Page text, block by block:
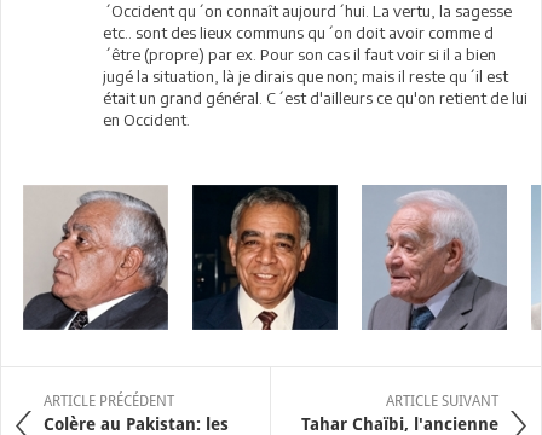
´Occident qu´on connaît aujourd´hui. La vertu, la sagesse
etc.. sont des lieux communs qu´on doit avoir comme d
´être (propre) par ex. Pour son cas il faut voir si il a bien
jugé la situation, là je dirais que non; mais il reste qu´il est
était un grand général. C´est d'ailleurs ce qu'on retient de lui
en Occident.
ARTICLE PRÉCÉDENT
Colère au Pakistan: les
ARTICLE SUIVANT
Tahar Chaïbi, l'ancienne